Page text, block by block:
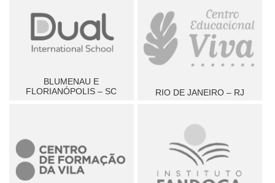
BLUMENAU E
FLORIANÓPOLIS – SC
RIO DE JANEIRO – RJ